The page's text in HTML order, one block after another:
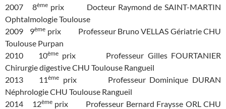
2007 8ème prix Docteur Raymond de SAINT-MARTIN
Ophtalmologie Toulouse
2009 9ème prix Professeur Bruno VELLAS Gériatrie CHU
Toulouse Purpan
2010 10èmeprix Professeur Gilles FOURTANIER
Chirurgie digestive CHU Toulouse Rangueil
2013 11èmeprix Professeur Dominique DURAN
Néphrologie CHU Toulouse Rangueil
2014 12èmeprix Professeur Bernard Fraysse ORL CHU